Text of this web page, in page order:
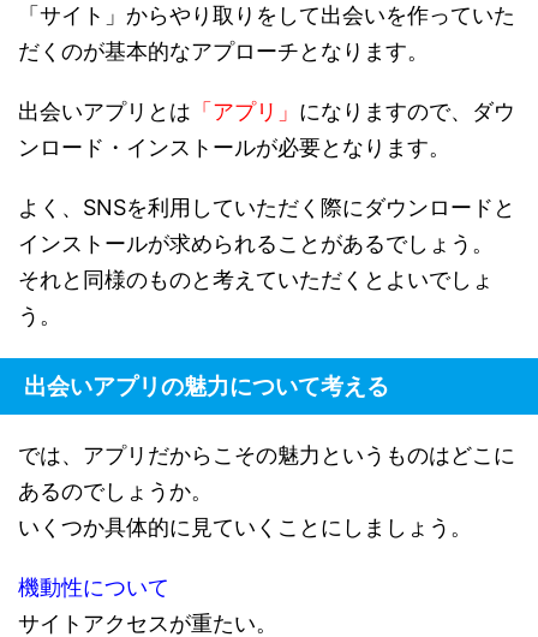
「サイト」からやり取りをして出会いを作っていた
だくのが基本的なアプローチとなります。
出会いアプリとは 「アプリ」 になりますので、ダウ
ンロード・インストールが必要となります。
よく、SNSを利用していただく際にダウンロードと
インストールが求められることがあるでしょう。
それと同様のものと考えていただくとよいでしょ
う。
出会いアプリの魅力について考える
では、アプリだからこその魅力というものはどこに
あるのでしょうか。
いくつか具体的に見ていくことにしましょう。
機動性について
サイトアクセスが重たい。